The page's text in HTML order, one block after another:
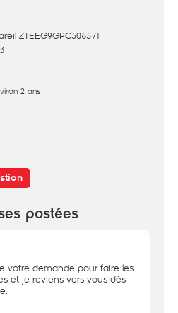
ZTEEG9GPC506571
2 ans
postées
votre demande pour faire les
et je reviens vers vous dès